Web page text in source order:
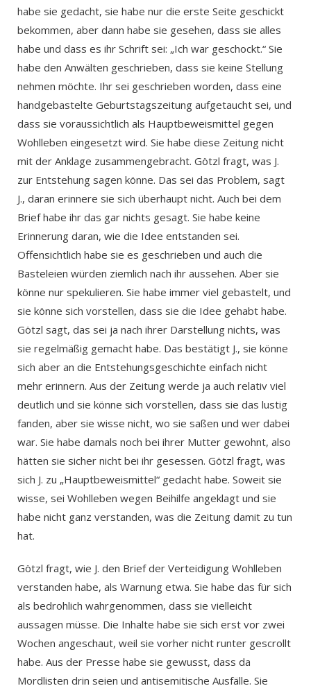
habe sie gedacht, sie habe nur die erste Seite geschickt
bekommen, aber dann habe sie gesehen, dass sie alles
habe und dass es ihr Schrift sei: „Ich war geschockt.“ Sie
habe den Anwälten geschrieben, dass sie keine Stellung
nehmen möchte. Ihr sei geschrieben worden, dass eine
handgebastelte Geburtstagszeitung aufgetaucht sei, und
dass sie voraussichtlich als Hauptbeweismittel gegen
Wohlleben eingesetzt wird. Sie habe diese Zeitung nicht
mit der Anklage zusammengebracht. Götzl fragt, was J.
zur Entstehung sagen könne. Das sei das Problem, sagt
J., daran erinnere sie sich überhaupt nicht. Auch bei dem
Brief habe ihr das gar nichts gesagt. Sie habe keine
Erinnerung daran, wie die Idee entstanden sei.
Offensichtlich habe sie es geschrieben und auch die
Basteleien würden ziemlich nach ihr aussehen. Aber sie
könne nur spekulieren. Sie habe immer viel gebastelt, und
sie könne sich vorstellen, dass sie die Idee gehabt habe.
Götzl sagt, das sei ja nach ihrer Darstellung nichts, was
sie regelmäßig gemacht habe. Das bestätigt J., sie könne
sich aber an die Entstehungsgeschichte einfach nicht
mehr erinnern. Aus der Zeitung werde ja auch relativ viel
deutlich und sie könne sich vorstellen, dass sie das lustig
fanden, aber sie wisse nicht, wo sie saßen und wer dabei
war. Sie habe damals noch bei ihrer Mutter gewohnt, also
hätten sie sicher nicht bei ihr gesessen. Götzl fragt, was
sich J. zu „Hauptbeweismittel“ gedacht habe. Soweit sie
wisse, sei Wohlleben wegen Beihilfe angeklagt und sie
habe nicht ganz verstanden, was die Zeitung damit zu tun
hat.
Götzl fragt, wie J. den Brief der Verteidigung Wohlleben
verstanden habe, als Warnung etwa. Sie habe das für sich
als bedrohlich wahrgenommen, dass sie vielleicht
aussagen müsse. Die Inhalte habe sie sich erst vor zwei
Wochen angeschaut, weil sie vorher nicht runter gescrollt
habe. Aus der Presse habe sie gewusst, dass da
Mordlisten drin seien und antisemitische Ausfälle. Sie